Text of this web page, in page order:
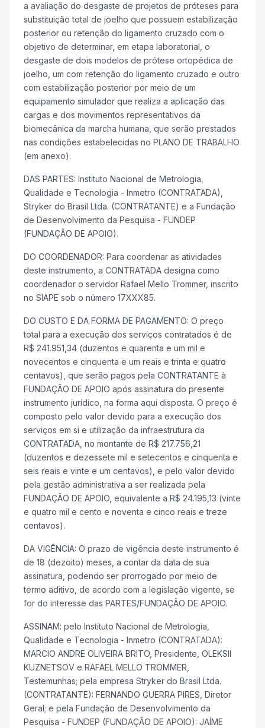
a avaliação do desgaste de projetos de próteses para
substituição total de joelho que possuem estabilização
posterior ou retenção do ligamento cruzado com o
objetivo de determinar, em etapa laboratorial, o
desgaste de dois modelos de prótese ortopédica de
joelho, um com retenção do ligamento cruzado e outro
com estabilização posterior por meio de um
equipamento simulador que realiza a aplicação das
cargas e dos movimentos representativos da
biomecânica da marcha humana, que serão prestados
nas condições estabelecidas no PLANO DE TRABALHO
(em anexo).
DAS PARTES: Instituto Nacional de Metrologia,
Qualidade e Tecnologia - Inmetro (CONTRATADA),
Stryker do Brasil Ltda. (CONTRATANTE) e a Fundação
de Desenvolvimento da Pesquisa - FUNDEP
(FUNDAÇÃO DE APOIO).
DO COORDENADOR: Para coordenar as atividades
deste instrumento, a CONTRATADA designa como
coordenador o servidor Rafael Mello Trommer, inscrito
no SIAPE sob o número 17XXX85.
DO CUSTO E DA FORMA DE PAGAMENTO: O preço
total para a execução dos serviços contratados é de
R$ 241.951,34 (duzentos e quarenta e um mil e
novecentos e cinquenta e um reais e trinta e quatro
centavos), que serão pagos pela CONTRATANTE à
FUNDAÇÃO DE APOIO após assinatura do presente
instrumento jurídico, na forma aqui disposta. O preço é
composto pelo valor devido para a execução dos
serviços em si e utilização da infraestrutura da
CONTRATADA, no montante de R$ 217.756,21
(duzentos e dezessete mil e setecentos e cinquenta e
seis reais e vinte e um centavos), e pelo valor devido
pela gestão administrativa a ser realizada pela
FUNDAÇÃO DE APOIO, equivalente a R$ 24.195,13 (vinte
e quatro mil e cento e noventa e cinco reais e treze
centavos).
DA VIGÊNCIA: O prazo de vigência deste instrumento é
de 18 (dezoito) meses, a contar da data de sua
assinatura, podendo ser prorrogado por meio de
termo aditivo, de acordo com a legislação vigente, se
for do interesse das PARTES/FUNDAÇÃO DE APOIO.
ASSINAM: pelo Instituto Nacional de Metrologia,
Qualidade e Tecnologia - Inmetro (CONTRATADA):
MARCIO ANDRE OLIVEIRA BRITO, Presidente, OLEKSII
KUZNETSOV e RAFAEL MELLO TROMMER,
Testemunhas; pela empresa Stryker do Brasil Ltda.
(CONTRATANTE): FERNANDO GUERRA PIRES, Diretor
Geral; e pela Fundação de Desenvolvimento da
Pesquisa - FUNDEP (FUNDAÇÃO DE APOIO): JAÍME